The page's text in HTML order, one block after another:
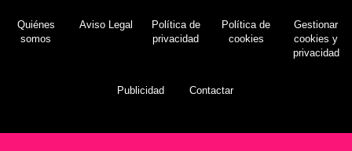
Quiénes
somos
Aviso Legal
Política de
privacidad
Política de
cookies
Gestionar
cookies y
privacidad
Publicidad Contactar